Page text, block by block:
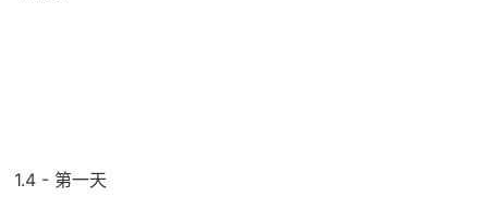
1.4 - 第一天